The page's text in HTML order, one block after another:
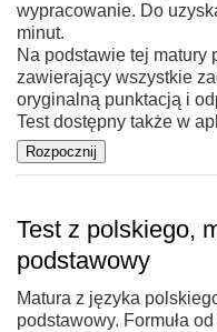
wypracowanie. Do
minut.
Na podstawie tej matury
zawierający wszystkie
oryginalną punktacją i
Test dostępny także w
Test z polskiego,
podstawowy
Matura z języka
podstawowy. Formuła